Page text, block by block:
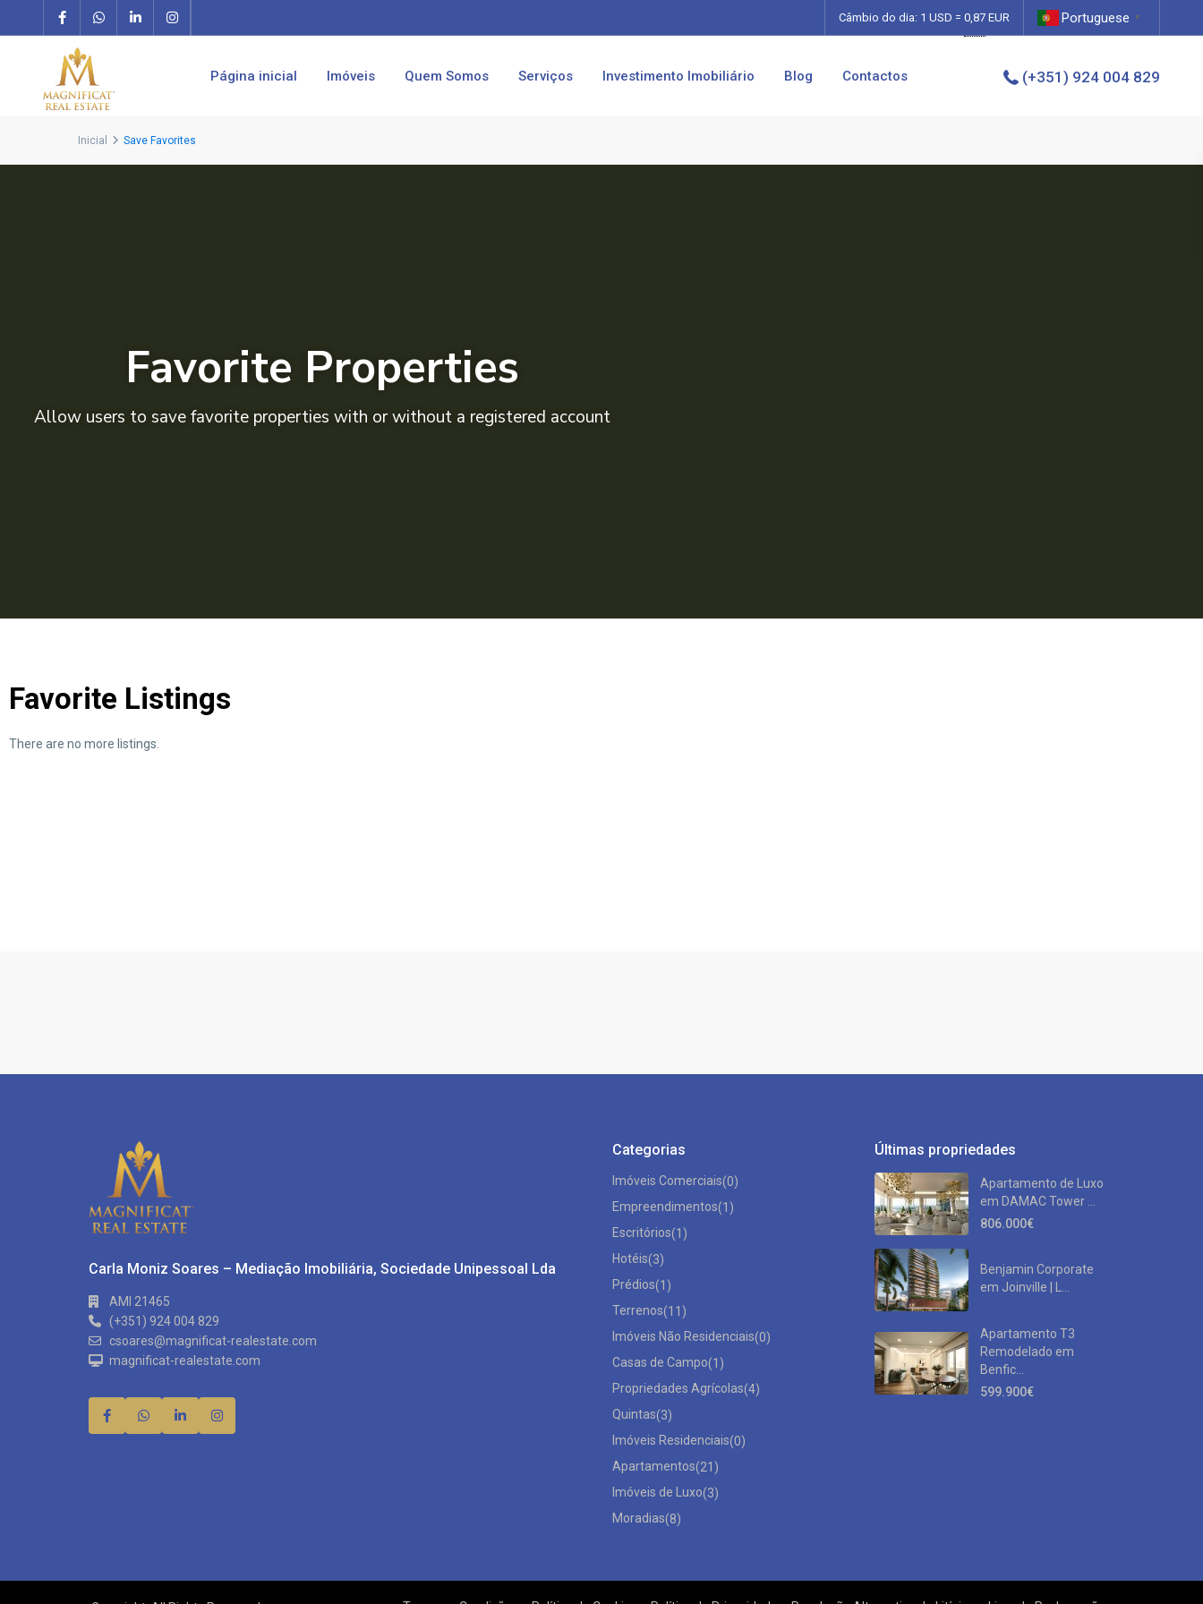
Câmbio do dia: 1 USD = 0,87 EUR Portuguese ▼
Página inicial Imóveis Quem Somos Serviços Investimento Imobiliário Blog Contactos (+351) 924 004 829
Inicial Save Favorites
Favorite Properties
Allow users to save favorite properties with or without a registered account
Favorite Listings
There are no more listings.
Carla Moniz Soares – Mediação Imobiliária, Sociedade Unipessoal Lda
AMI 21465
(+351) 924 004 829
csoares@magnificat-realestate.com
magnificat-realestate.com
Categorias
Imóveis Comerciais(0)
Empreendimentos(1)
Escritórios(1)
Hotéis(3)
Prédios(1)
Terrenos(11)
Imóveis Não Residenciais(0)
Casas de Campo(1)
Propriedades Agrícolas(4)
Quintas(3)
Imóveis Residenciais(0)
Apartamentos(21)
Imóveis de Luxo(3)
Moradias(8)
Últimas propriedades
Apartamento de Luxo
em DAMAC Tower ...
806.000€
Benjamin Corporate
em Joinville | L...
Apartamento T3
Remodelado em
Benfic...
599.900€